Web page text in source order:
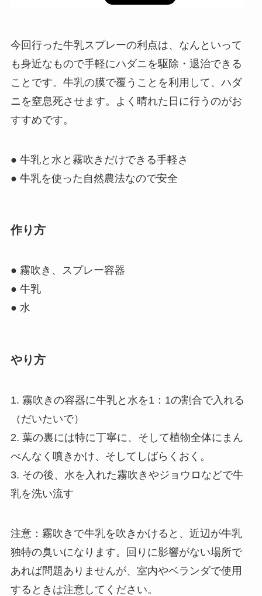
今回行った牛乳スプレーの利点は、なんといって
も身近なもので手軽にハダニを駆除・退治できる
ことです。牛乳の膜で覆うことを利用して、ハダ
ニを窒息死させます。よく晴れた日に行うのがお
すすめです。
● 牛乳と水と霧吹きだけできる手軽さ
● 牛乳を使った自然農法なので安全
作り方
● 霧吹き、スプレー容器
● 牛乳
● 水
やり方
1. 霧吹きの容器に牛乳と水を1：1の割合で入れる
（だいたいで）
2. 葉の裏には特に丁寧に、そして植物全体にまん
べんなく噴きかけ、そしてしばらくおく。
3. その後、水を入れた霧吹きやジョウロなどで牛
乳を洗い流す
注意：霧吹きで牛乳を吹きかけると、近辺が牛乳
独特の臭いになります。回りに影響がない場所で
あれば問題ありませんが、室内やベランダで使用
するときは注意してください。